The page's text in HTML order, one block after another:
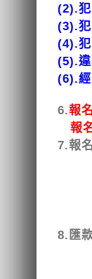
(2).犯
(3).犯
(4).犯
(5).違
(6).
6.報
報
7.報
通
8.匯